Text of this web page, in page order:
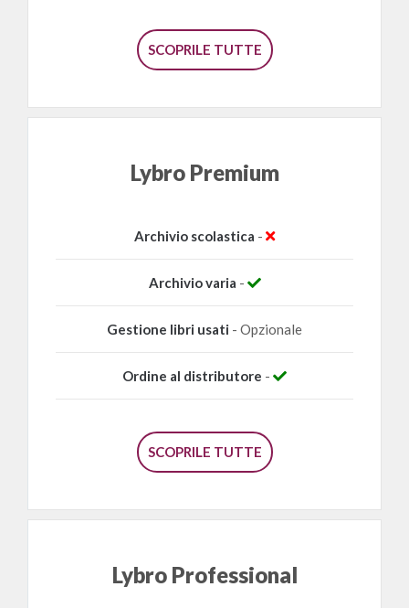
SCOPRILE TUTTE
Lybro Premium
Archivio scolastica -
Archivio varia -
Gestione libri usati - Opzionale
Ordine al distributore -
SCOPRILE TUTTE
Lybro Professional